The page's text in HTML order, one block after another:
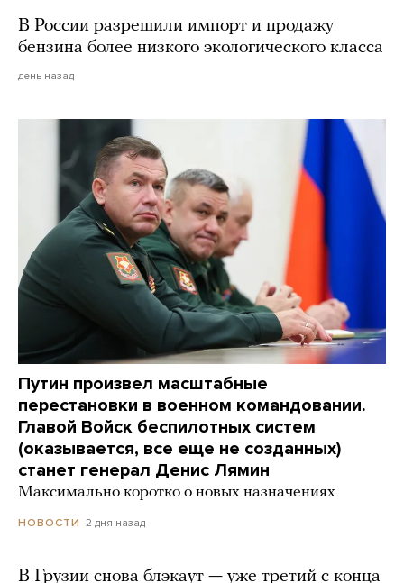
В России разрешили импорт и продажу
бензина более низкого экологического класса
день назад
Путин произвел масштабные
перестановки в военном командовании.
Главой Войск беспилотных систем
(оказывается, все еще не созданных)
станет генерал Денис Лямин
Максимально коротко о новых назначениях
НОВОСТИ 2 дня назад
В Грузии снова блэкаут — уже третий с конца